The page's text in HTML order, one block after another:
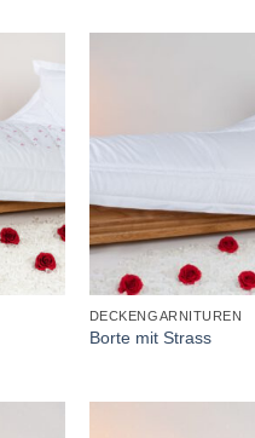
+
DECKENGARNITUREN
Borte mit Strass